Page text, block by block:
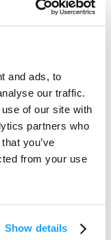
and ads, to
our traffic.
of our site with
partners who
you’ve
from your use
Show details
električnih
izraditi dijagram
podijeljena
simbole za
uzemljenje,
i još mnogo
projekata. Svaki